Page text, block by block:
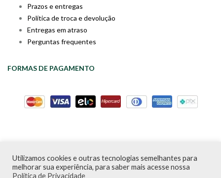
Prazos e entregas
Política de troca e devolução
Entregas em atraso
Perguntas frequentes
FORMAS DE PAGAMENTO
Livraria da Cartola © Desde 2020 | CNPJ: 31.298.135/0001-09 |
Desenvolvido porPDA Digital
Utilizamos cookies e outras tecnologias semelhantes para
melhorar sua experiência, para saber mais acesse nossa
Política de Privacidade